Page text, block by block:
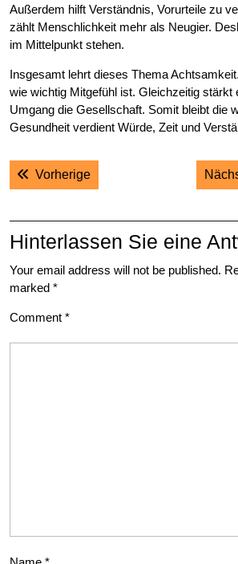
Außerdem hilft Verständnis, Vorurteile zu
zählt Menschlichkeit mehr als Neugier.
im Mittelpunkt stehen.
Insgesamt lehrt dieses Thema
wie wichtig Mitgefühl ist. Gleichzeitig stärkt
Umgang die Gesellschaft. Somit bleibt die
Gesundheit verdient Würde, Zeit und
Post
navigation
VorherigePrevious post:
Hinterlassen Sie eine
Your email address will not be published.
marked *
Comment *